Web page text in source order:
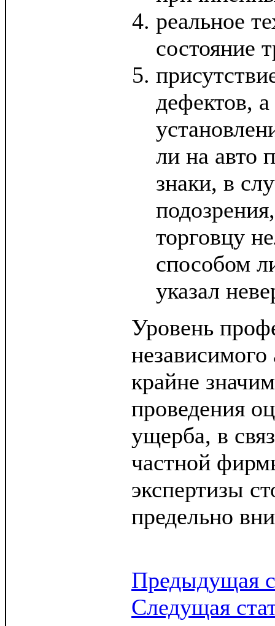
реальное
состояние
дефектов,
ли на авто
знаки, в
торговцу
способом
указал
Уровень
независимого
крайне
проведения
ущерба, в
частной
экспертизы
предельно
Предыдущая
Следущая